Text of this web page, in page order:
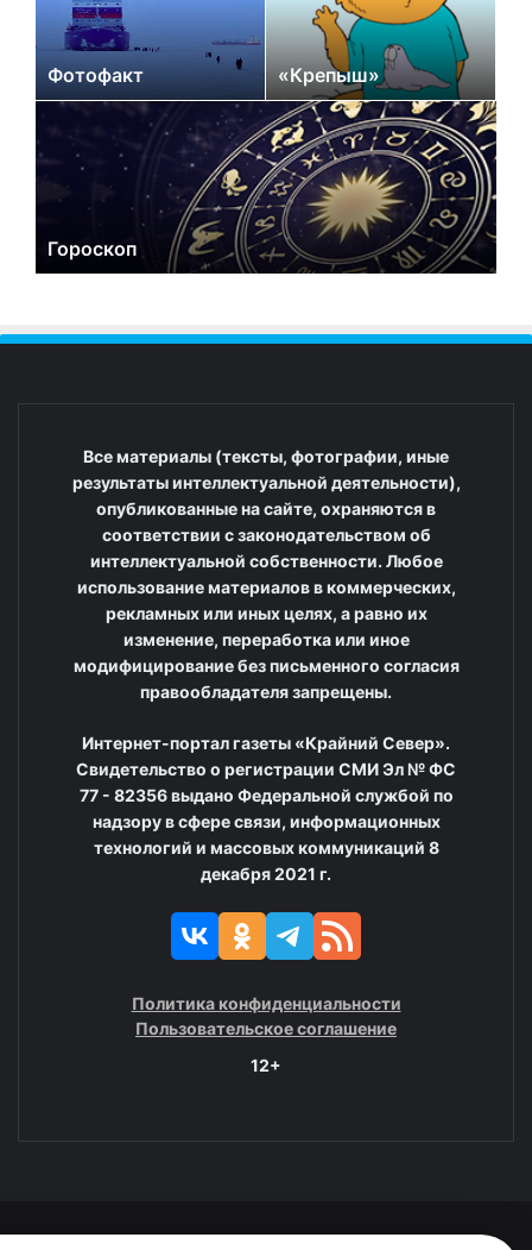
Фотофакт «Крепыш»
Гороскоп
Все материалы (тексты, фотографии, иные
результаты интеллектуальной деятельности),
опубликованные на сайте, охраняются в
соответствии с законодательством об
интеллектуальной собственности. Любое
использование материалов в коммерческих,
рекламных или иных целях, а равно их
изменение, переработка или иное
модифицирование без письменного согласия
правообладателя запрещены.
Интернет-портал газеты «Крайний Север».
Свидетельство о регистрации СМИ Эл № ФС
77 - 82356 выдано Федеральной службой по
надзору в сфере связи, информационных
технологий и массовых коммуникаций 8
декабря 2021 г.
Политика конфиденциальности
Пользовательское соглашение
12+
© 2008—2025 ГАУ ЧАО «Издательство «Крайний Север»